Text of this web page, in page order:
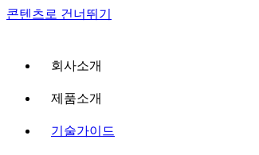
콘텐츠로 건너뛰기
회사소개
제품소개
기술가이드